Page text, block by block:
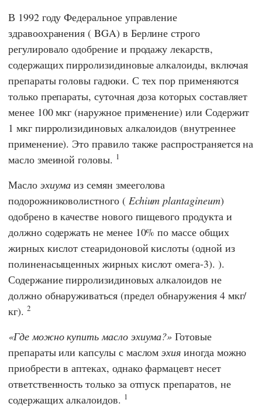
В 1992 годуФедеральное управление
здравоохранения (BGA) в Берлине строго
регулировало одобрение и продажу лекарств,
содержащих пирролизидиновые алкалоиды, включая
препараты головы гадюки. С тех пор применяются
только препараты, суточная доза которых составляет
менее 100 мкг (наружное применение) или Содержит
1 мкг пирролизидиновых алкалоидов (внутреннее
применение). Это правило также распространяется на
масло змеиной головы. 1
Масло эхиума из семян змееголова
подорожниковолистного ( Echium plantagineum)
одобрено в качестве нового пищевого продукта и
должно содержать не менее 10% по массе общих
жирных кислот стеаридоновой кислоты (одной из
полиненасыщенных жирных кислот омега-3). ).
Содержание пирролизидиновых алкалоидов не
должно обнаруживаться (предел обнаружения 4 мкг/
кг). 2
Где можно купить масло эхиума? Готовые
препараты или капсулы с масломэхия иногда можно
приобрести в аптеках, однако фармацевт несет
ответственность только за отпуск препаратов, не
содержащих алкалоидов. 1